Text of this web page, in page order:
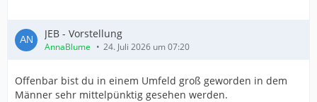
JEB - Vorstellung
AnnaBlume 24. Juli 2026 um 07:20
Offenbar bist du in einem Umfeld groß geworden in dem
Männer sehr mittelpünktig gesehen werden.